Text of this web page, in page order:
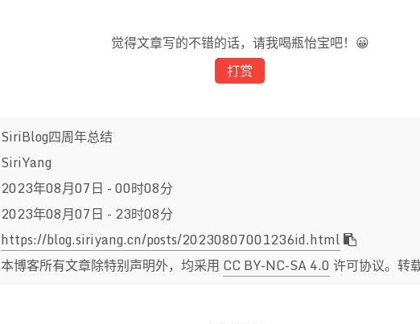
觉得文章写的不错的话，请我喝瓶怡宝吧！😀
打赏
SiriBlog四周年总结
SiriYang
2023年08月07日 - 00时08分
2023年08月07日 - 23时08分
https://blog.siriyang.cn/posts/20230807001236id.html
本博客所有文章除特别声明外，均采用 CC BY-NC-SA 4.0许可协议。转